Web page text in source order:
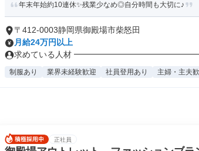
年末年始約10連休✨残業少なめ◎自分時間も大切に♪
〒412-0003静岡県御殿場市柴怒田
月給24万円以上
求めている人材
制服あり 業界未経験歓迎 社員登用あり 主婦・主夫
正社員